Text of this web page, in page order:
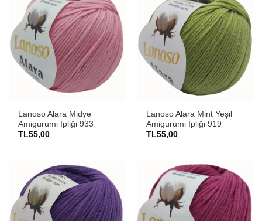
Lanoso Alara Midye
Amigurumi İpliği 933
TL55,00
Lanoso Alara Mint Yeşil
Amigurumi İpliği 919
TL55,00